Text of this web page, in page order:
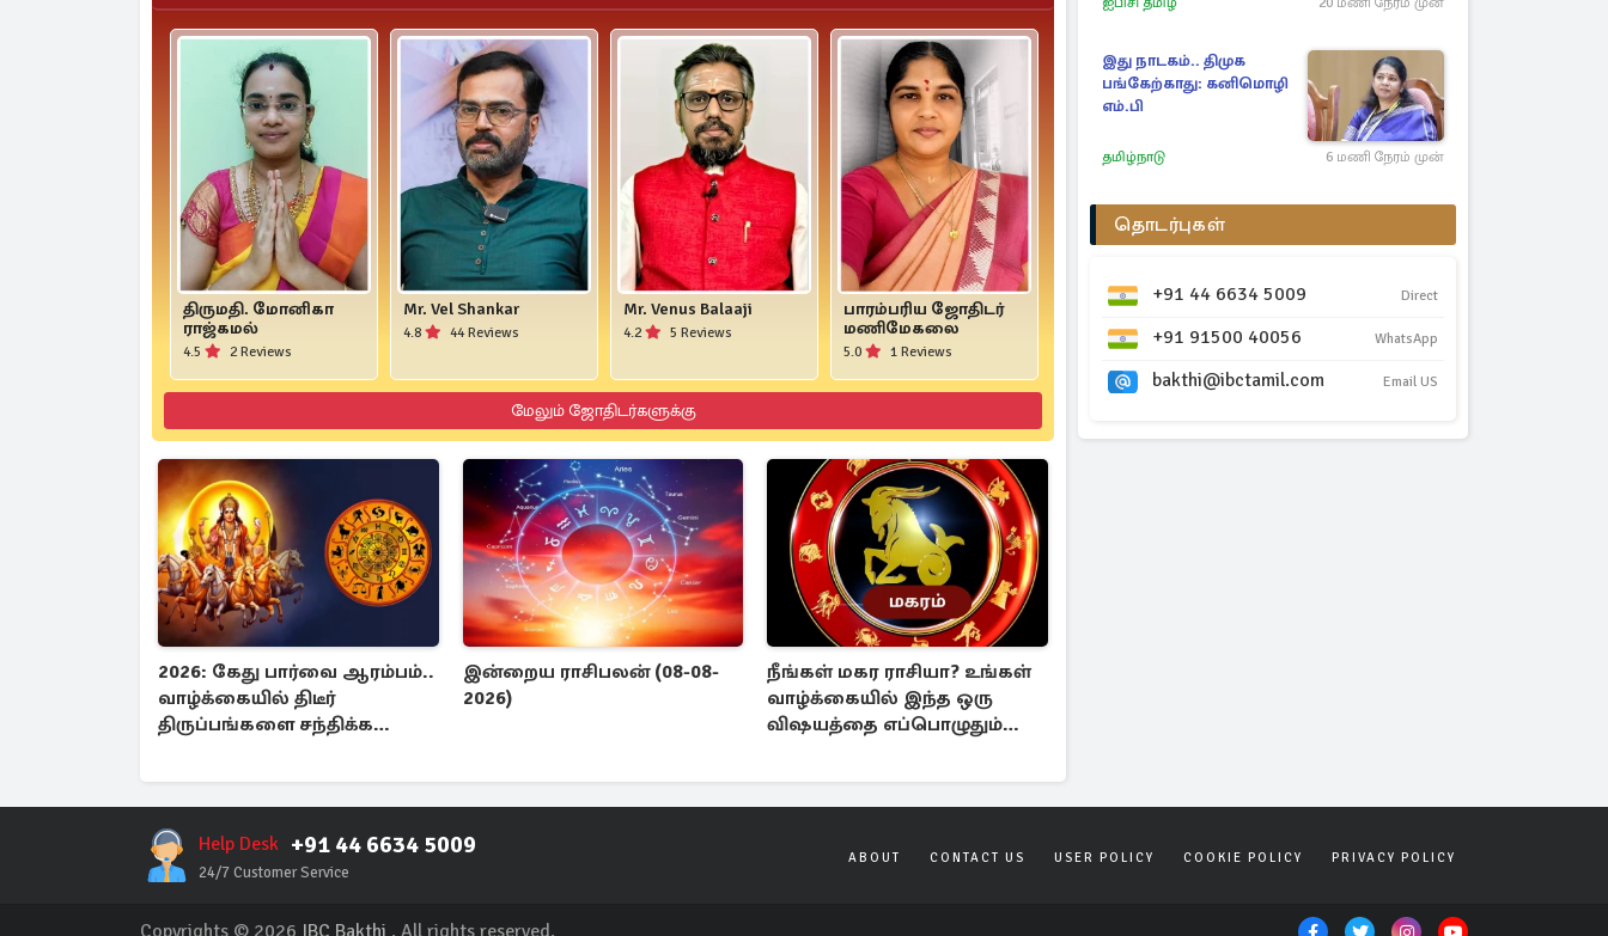
திருமதி. மோனிகா
ராஜ்கமல்
4.5 2 Reviews
Mr. Vel Shankar
4.8 44 Reviews
Mr. Venus Balaaji
4.2 5 Reviews
பாரம்பரிய ஜோதிடர்
மணிமேகலை
5.0 1 Reviews
மேலும் ஜோதிடர்களுக்கு
2026: கேது பார்வை ஆரம்பம்..
வாழ்க்கையில் திடீர்
திருப்பங்களை சந்திக்க
இன்றைய ராசிபலன் (08-08-
2026)
நீங்கள் மகர ராசியா? உங்கள்
வாழ்க்கையில் இந்த ஒரு
விஷயத்தை எப்பொழுதும்
இது நாடகம்.. திமுக
பங்கேற்காது: கனிமொழி
எம்.பி
தமிழ்நாடு 6 மணி நேரம் முன்
தொடர்புகள்
+91 44 6634 5009 Direct
+91 91500 40056 WhatsApp
bakthi@ibctamil.com Email US
Help Desk +91 44 6634 5009
24/7 Customer Service
ABOUT CONTACT US USER POLICY COOKIE POLICY PRIVACY POLICY
Copyrights © 2026 IBC Bakthi . All rights reserved.